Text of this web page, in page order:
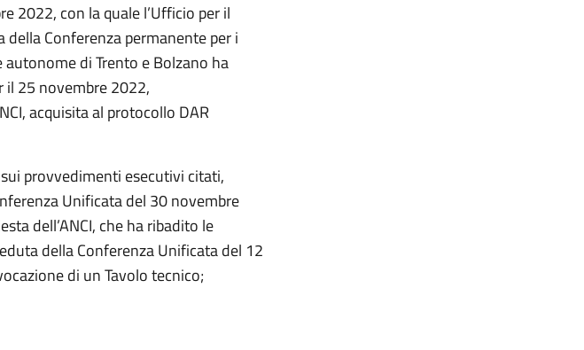
2022, con la quale l’Ufficio per il
Conferenza permanente per i
di Trento e Bolzano ha
il 25 novembre 2022,
acquisita al protocollo DAR
sui provvedimenti esecutivi citati,
Unificata del 30 novembre
dell’ANCI, che ha ribadito le
della Conferenza Unificata del 12
di un Tavolo tecnico;